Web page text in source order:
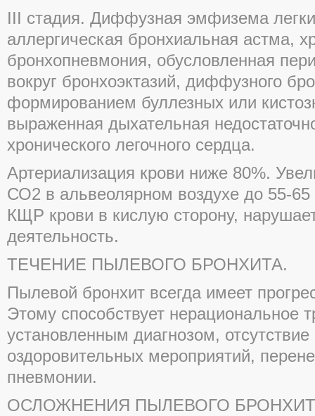
III стадия. Диффузная эмфизема
аллергическая бронхиальная астма,
бронхопневмония, обусловленная
вокруг бронхоэктазий, диффузного
формированием буллезных или
выраженная дыхательная
хронического легочного сердца.
Артериализация крови ниже 80%.
СО2 в альвеолярном воздухе до 55-65
КЩР крови в кислую сторону,
деятельность.
ТЕЧЕНИЕ ПЫЛЕВОГО БРОНХИТА.
Пылевой бронхит всегда имеет
Этому способствует нерациональное
установленным диагнозом,
оздоровительных мероприятий,
пневмонии.
ОСЛОЖНЕНИЯ ПЫЛЕВОГО